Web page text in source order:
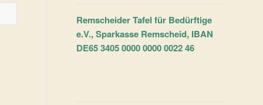
Remscheider Tafel für Bedürftige
e.V., Sparkasse Remscheid, IBAN
DE65 3405 0000 0000 0022 46